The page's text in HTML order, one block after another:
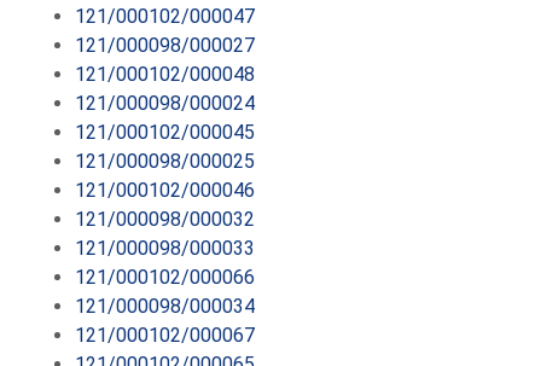
121/000102/000047
121/000098/000027
121/000102/000048
121/000098/000024
121/000102/000045
121/000098/000025
121/000102/000046
121/000098/000032
121/000098/000033
121/000102/000066
121/000098/000034
121/000102/000067